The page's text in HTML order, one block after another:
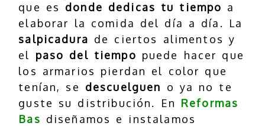
que es donde dedicas tu tiempo a
elaborar la comida del día a día. La
salpicadura de ciertos alimentos y
el paso del tiempo puede hacer que
los armarios pierdan el color que
tenían, se descuelguen o ya no te
guste su distribución. En Reformas
Bas diseñamos e instalamos